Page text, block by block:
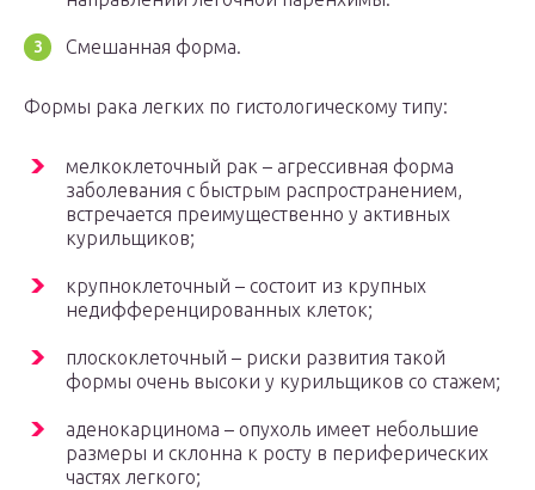
Смешанная форма.
Формы рака легких по гистологическому типу:
мелкоклеточный рак – агрессивная форма
заболевания с быстрым распространением,
встречается преимущественно у активных
курильщиков;
крупноклеточный – состоит из крупных
недифференцированных клеток;
плоскоклеточный – риски развития такой
формы очень высоки у курильщиков со стажем;
аденокарцинома – опухоль имеет небольшие
размеры и склонна к росту в периферических
частях легкого;